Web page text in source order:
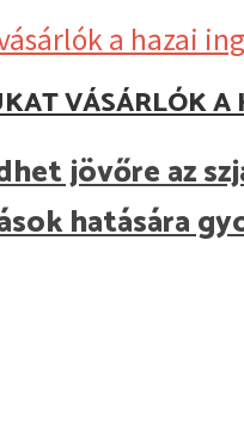
VÁSÁRLÓK
jövőre az
hatására